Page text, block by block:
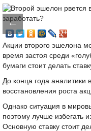
←
Акции второго эшелона
время застоя среди
бумаги стоит делать
До конца года аналитики
восстановления роста
Однако ситуация в
поэтому лучше избегать
Основную ставку стоит